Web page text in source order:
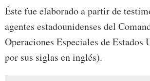
Éste fue elaborado a partir de
agentes estadounidenses del
Operaciones Especiales de Estados
por sus siglas en inglés).